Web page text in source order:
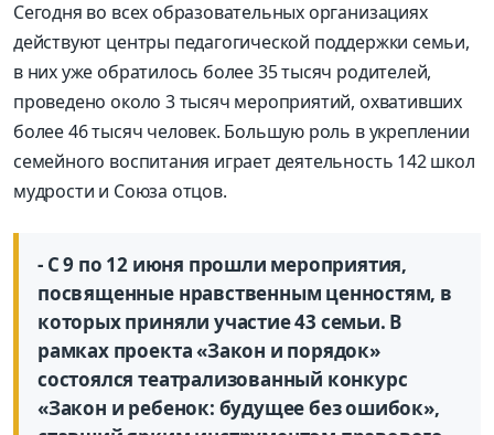
Сегодня во всех образовательных организациях
действуют центры педагогической поддержки семьи,
в них уже обратилось более 35 тысяч родителей,
проведено около 3 тысяч мероприятий, охвативших
более 46 тысяч человек. Большую роль в укреплении
семейного воспитания играет деятельность 142 школ
мудрости и Союза отцов.
- С 9 по 12 июня прошли мероприятия,
посвященные нравственным ценностям, в
которых приняли участие 43 семьи. В
рамках проекта «Закон и порядок»
состоялся театрализованный конкурс
«Закон и ребенок: будущее без ошибок»,